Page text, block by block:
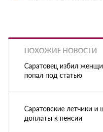
ПОХОЖИЕ НОВОСТИ
Саратовец избил
попал под статью
Саратовские летчики
доплаты к пенсии